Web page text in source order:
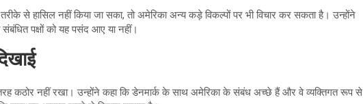
से हासिल नहीं किया जा सका, तो अमेरिका अन्य कड़े विकल्पों पर भी विचार कर सकता है। उन्होंने
संबंधित पक्षों को यह पसंद आए या नहीं।
कठोर नहीं रखा। उन्होंने कहा कि डेनमार्क के साथ अमेरिका के संबंध अच्छे हैं और वे व्यक्तिगत रूप से